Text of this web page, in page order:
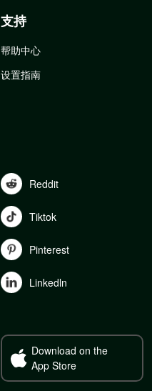
支持
帮助中心
设置指南
Reddit
Tiktok
Pinterest
Linkedln
Download on the
App Store